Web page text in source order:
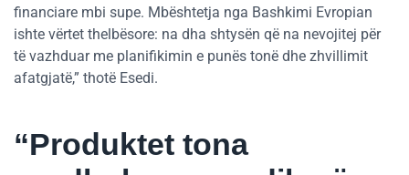
financiare mbi supe. Mbështetja nga Bashkimi Evropian
ishte vërtet thelbësore: na dha shtysën që na nevojitej për
të vazhduar me planifikimin e punës tonë dhe zhvillimit
afatgjatë,” thotë Esedi.
“Produktet tona